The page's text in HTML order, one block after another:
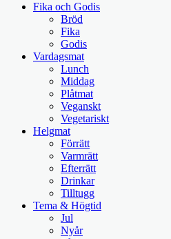
Fika och Godis
Bröd
Fika
Godis
Vardagsmat
Lunch
Middag
Plåtmat
Veganskt
Vegetariskt
Helgmat
Förrätt
Varmrätt
Efterrätt
Drinkar
Tilltugg
Tema & Högtid
Jul
Nyår